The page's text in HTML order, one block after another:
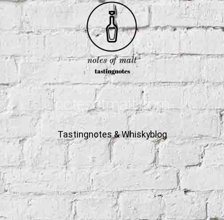
notesofmalt.com
Tastingnotes & Whiskyblog